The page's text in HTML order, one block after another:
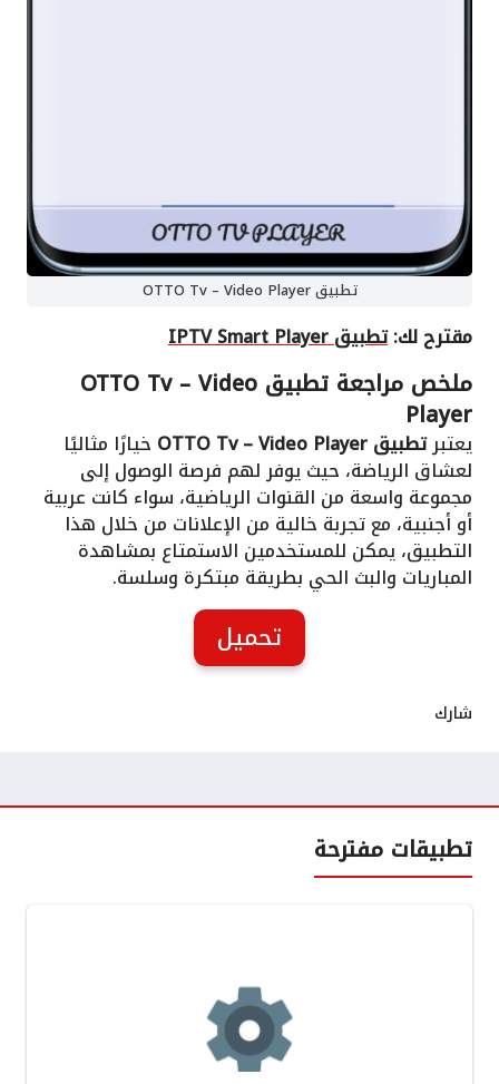
تطبيق OTTO Tv – Video Player
مقترح لك:تطبيق IPTV Smart Player
ملخص مراجعة تطبيق OTTO Tv – Video
Player
يعتبرتطبيق OTTO Tv – Video Player خيارًا مثاليًا
لعشاق الرياضة، حيث يوفر لهم فرصة الوصول إلى
مجموعة واسعة من القنوات الرياضية، سواء كانت عربية
أو أجنبية، مع تجربة خالية من الإعلانات من خلال هذا
التطبيق، يمكن للمستخدمين الاستمتاع بمشاهدة
المباريات والبث الحي بطريقة مبتكرة وسلسة.
تحميل
شارك
تطبيقات مفترحة